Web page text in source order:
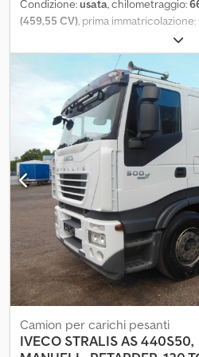
Condizione:usata, chilometraggio:
(459,55 CV), prima immatricolazione:
, tipo di
emissione:Euro 6, Anno di
comprende IVA e il passaggio di
la caratteristiche del veicolo
ogni responsabilità per eventuali
rispetto alla descrizione presente
Rwyljp Aeck INCLUSA GARANZIA 12
Camion per carichi pesanti
IVECO STRALIS AS 440S50,